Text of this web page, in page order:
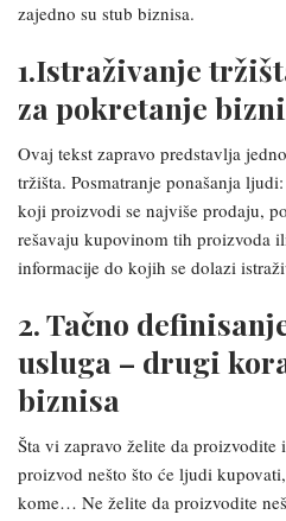
zajedno su stub biznisa.
1.Istraživanje
za pokretanje
Ovaj tekst zapravo predstavlja
tržišta. Posmatranje ponašanja
koji proizvodi se najviše prodaju,
rešavaju kupovinom tih proizvoda
informacije do kojih se dolazi
2. Tačno
usluga – drugi
biznisa
Šta vi zapravo želite da proizvodite
proizvod nešto što će ljudi
kome… Ne želite da proizvodite